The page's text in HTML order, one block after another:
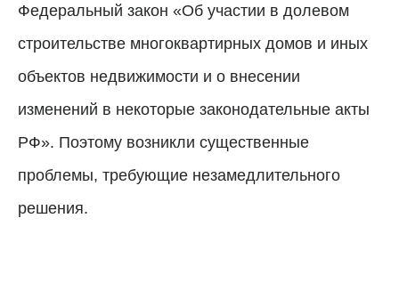
Федеральный закон «Об участии в долевом
строительстве многоквартирных домов и иных
объектов недвижимости и о внесении
изменений в некоторые законодательные акты
РФ». Поэтому возникли существенные
проблемы, требующие незамедлительного
решения.